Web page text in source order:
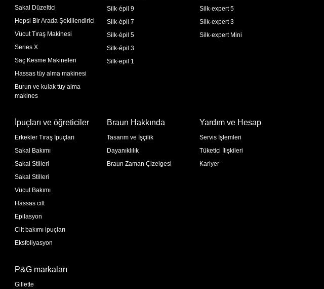
Sakal Düzeltici
Hepsi Bir Arada Şekillendirici
Vücut Tıraş Makinesi
Series X
Saç Kesme Makineleri
Hassas tüy alma makinesi
Burun ve kulak tüy alma
makines
Silk·épil 9
Silk·épil 7
Silk·épil 5
Silk·épil 3
Silk·epil 1
Silk·expert 5
Silk·expert 3
Silk·expert Mini
İpuçları ve öğreticiler
Erkekler Tıraş İpuçları
Sakal Bakımı
Sakal Stilleri
Sakal Stilleri
Vücut Bakımı
Hassas cilt
Epilasyon
Cilt bakımı ipuçları
Eksfoliyasyon
Braun Hakkında
Tasarım ve İşçilik
Dayanıklılık
Braun Zaman Çizelgesi
Yardım ve Hesap
Servis İşlemleri
Tüketici İlişkileri
Kariyer
P&G markaları
Gillette